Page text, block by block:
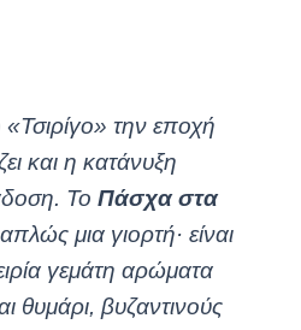
την εποχή
και η κατάνυξη
Το Πάσχα στα
μια γιορτή· είναι
γεμάτη αρώματα
θυμάρι, βυζαντινούς